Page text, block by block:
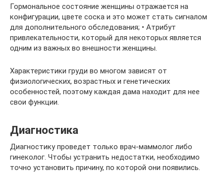
Гормональное состояние женщины отражается на
конфигурации, цвете соска и это может стать сигналом
для дополнительного обследования; • Атрибут
привлекательности, который для некоторых является
одним из важных во внешности женщины.
Характеристики груди во многом зависят от
физиологических, возрастных и генетических
особенностей, поэтому каждая дама находит для нее
свои функции.
Диагностика
Диагностику проведет только врач-маммолог либо
гинеколог. Чтобы устранить недостатки, необходимо
точно установить причину, по которой они появились.